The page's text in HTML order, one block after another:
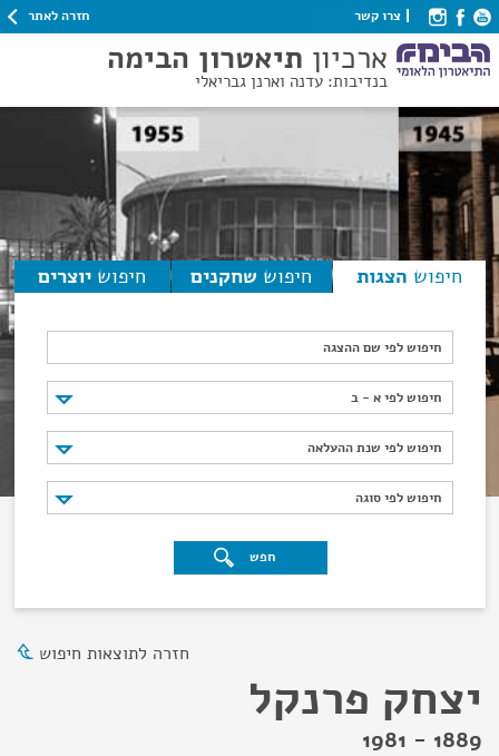
צרו קשר חזרה לאתר
ארכיון תיאטרון הבימה
בנדיבות: עדנה וארנן גבריאלי
חיפוש הצגות חיפוש שחקנים חיפוש יוצרים
חיפוש לפי שם ההצגה
חיפוש לפי א - ב
חיפוש לפי א - ב
חיפוש לפי שנת ההעלאה
חיפוש לפי שנת ההעלאה
חיפוש לפי סוגה
חיפוש לפי סוגה
חפש
חזרה לתוצאות חיפוש
יצחק פרנקל
1889 - 1981